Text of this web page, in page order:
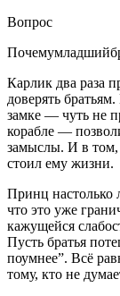
Вопрос
Карлик два раза
доверять
замке — чуть не
корабле —
замыслы. И в том,
стоил ему жизни.
Принц настолько
что это уже
кажущейся
Пусть братья
поумнее”. Всё
тому, кто не